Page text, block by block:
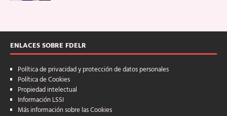
ENLACES SOBRE FDELR
Política de privacidad y protección de datos personales
Política de Cookies
Propiedad intelectual
Información LSSI
Más información sobre las Cookies